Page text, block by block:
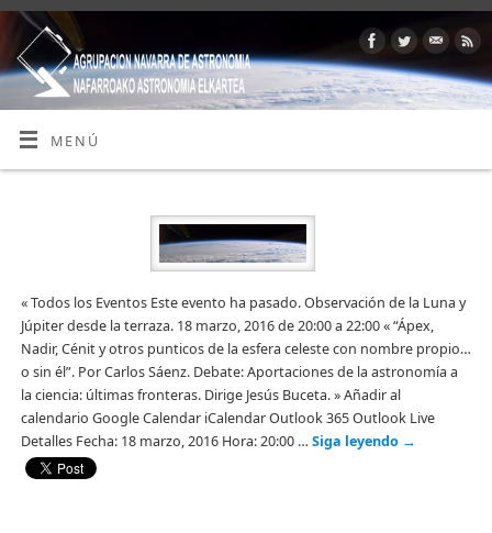
MENÚ
« Todos los Eventos Este evento ha pasado. Observación de la Luna y
Júpiter desde la terraza. 18 marzo, 2016 de 20:00 a 22:00 « “Ápex,
Nadir, Cénit y otros punticos de la esfera celeste con nombre propio…
o sin él”. Por Carlos Sáenz. Debate: Aportaciones de la astronomía a
la ciencia: últimas fronteras. Dirige Jesús Buceta. » Añadir al
calendario Google Calendar iCalendar Outlook 365 Outlook Live
Detalles Fecha: 18 marzo, 2016 Hora: 20:00 … Siga leyendo →